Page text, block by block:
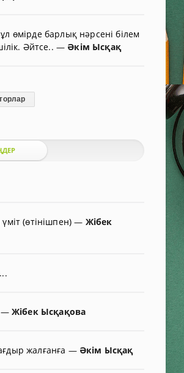
өмірде барлық нәрсені білем
Әйтсе.. — Әкім Ысқақ
(өтінішпен)— Жібек
— Жібек Ысқақова
жалғанға — Әкім Ысқақ